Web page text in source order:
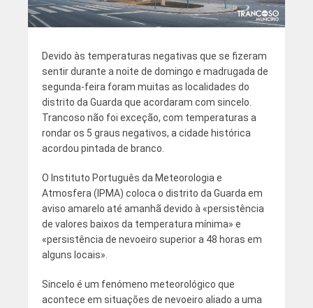
Devido às temperaturas negativas que se fizeram
sentir durante a noite de domingo e madrugada de
segunda-feira foram muitas as localidades do
distrito da Guarda que acordaram com sincelo.
Trancoso não foi exceção, com temperaturas a
rondar os 5 graus negativos, a cidade histórica
acordou pintada de branco.
O Instituto Português da Meteorologia e
Atmosfera (IPMA) coloca o distrito da Guarda em
aviso amarelo até amanhã devido à «persistência
de valores baixos da temperatura mínima» e
«persistência de nevoeiro superior a 48 horas em
alguns locais».
Sincelo é um fenómeno meteorológico que
acontece em situações de nevoeiro aliado a uma